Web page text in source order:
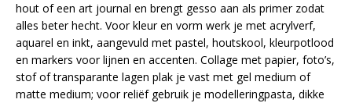
hout of een art journal en brengt gesso aan als primer zodat
alles beter hecht. Voor kleur en vorm werk je met acrylverf,
aquarel en inkt, aangevuld met pastel, houtskool, kleurpotlood
en markers voor lijnen en accenten. Collage met papier, foto’s,
stof of transparante lagen plak je vast met gel medium of
matte medium; voor reliëf gebruik je modelleringpasta, dikke